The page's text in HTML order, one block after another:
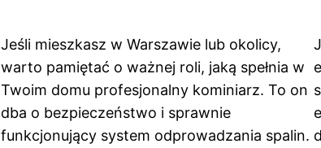
Jeśli mieszkasz w Warszawie lub okolicy,
warto pamiętać o ważnej roli, jaką spełnia w
Twoim domu profesjonalny kominiarz. To on
dba o bezpieczeństwo i sprawnie
funkcjonujący system odprowadzania spalin.